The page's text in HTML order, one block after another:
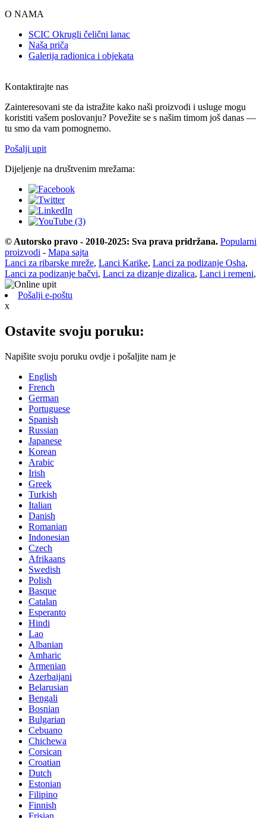
O NAMA
SCIC Okrugli čelični lanac
Naša priča
Galerija radionica i objekata
Kontaktirajte nas
Zainteresovani ste da istražite kako naši proizvodi i usluge mogu
koristiti vašem poslovanju? Povežite se s našim timom još danas —
tu smo da vam pomognemo.
Pošalji upit
Dijeljenje na društvenim mrežama:
© Autorsko pravo - 2010-2025: Sva prava pridržana. Popularni
proizvodi - Mapa sajta
Lanci za ribarske mreže, Lanci Karike, Lanci za podizanje Osha,
Lanci za podizanje bačvi, Lanci za dizanje dizalica, Lanci i remeni,
Pošalji e-poštu
x
Ostavite svoju poruku:
Napišite svoju poruku ovdje i pošaljite nam je
English
French
German
Portuguese
Spanish
Russian
Japanese
Korean
Arabic
Irish
Greek
Turkish
Italian
Danish
Romanian
Indonesian
Czech
Afrikaans
Swedish
Polish
Basque
Catalan
Esperanto
Hindi
Lao
Albanian
Amharic
Armenian
Azerbaijani
Belarusian
Bengali
Bosnian
Bulgarian
Cebuano
Chichewa
Corsican
Croatian
Dutch
Estonian
Filipino
Finnish
Frisian